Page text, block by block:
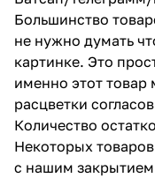
Большинство
не нужно думать
картинке. Это
именно этот
расцветки
Количество
Некоторых
с нашим закрытием